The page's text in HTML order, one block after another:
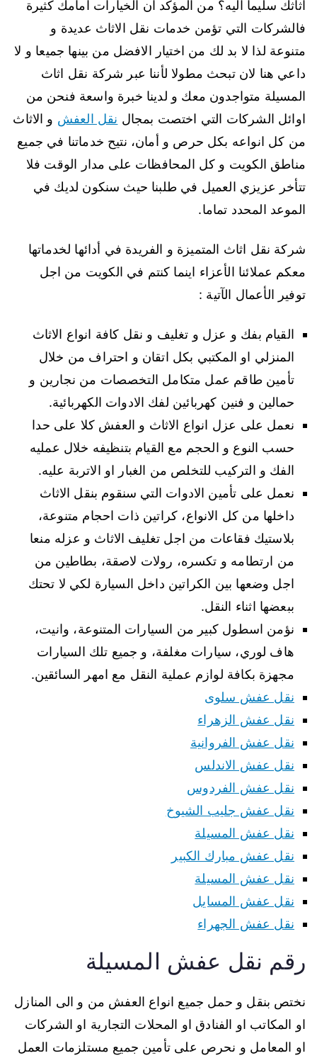
اثاثك سليما اليه؟ من المؤكد ان الخيارات امامك كثيرة
فالشركات التي تؤمن خدمات نقل الاثاث عديدة و
متنوعة لذا لا بد لك من اختيار الافضل من بينها جميعا و لا
داعي هنا لان تبحث مطولا لأننا عبر شركة نقل اثاث
المسيلة متواجدون معك و لدينا خبرة واسعة فنحن من
اوائل الشركات التي اختصت بمجال نقل العفش و الاثاث
من كل انواعه بكل حرص و أمان، نتيح خدماتنا في جميع
مناطق الكويت و كل المحافظات على مدار الوقت فلا
تتأخر عزيزي العميل في طلبنا حيث سنكون لديك في
الموعد المحدد تماما.
شركة نقل اثاث المتميزة و الفريدة في أدائها لخدماتها
معكم عملائنا الأعزاء اينما كنتم في الكويت من اجل
توفير الأعمال الآتية :
القيام بفك و عزل و تغليف و نقل كافة انواع الاثاث
المنزلي او المكتبي بكل اتقان و احتراف من خلال
تأمين طاقم عمل متكامل التخصصات من نجارين و
حمالين و فنين كهربائين لفك الادوات الكهربائية.
نعمل على عزل انواع الاثاث و العفش كلا على حدا
حسب النوع و الحجم مع القيام بتنظيفه خلال عمليه
الفك و التركيب للتخلص من الغبار او الاتربة عليه.
نعمل على تأمين الادوات التي سنقوم بنقل الاثاث
داخلها من كل الانواع، كراتين ذات احجام متنوعة،
بلاستيك فقاعات من اجل تغليف الاثاث و عزله منعا
من ارتطامه و تكسره، رولات لاصقة، بطاطين من
اجل وضعها بين الكراتين داخل السيارة لكي لا تحتك
ببعضها اثناء النقل.
نؤمن اسطول كبير من السيارات المتنوعة، وانيت،
هاف لوري، سيارات مغلفة، و جميع تلك السيارات
مجهزة بكافة لوازم عملية النقل مع امهر السائقين.
نقل عفش سلوى
نقل عفش الزهراء
نقل عفش الفروانية
نقل عفش الاندلس
نقل عفش الفردوس
نقل عفش جليب الشيوخ
نقل عفش المسيلة
نقل عفش مبارك الكبير
نقل عفش المسيلة
نقل عفش المسايل
نقل عفش الجهراء
رقم نقل عفش المسيلة
نختص بنقل و حمل جميع انواع العفش من و الى المنازل
او المكاتب او الفنادق او المحلات التجارية او الشركات
او المعامل و نحرص على تأمين جميع مستلزمات العمل